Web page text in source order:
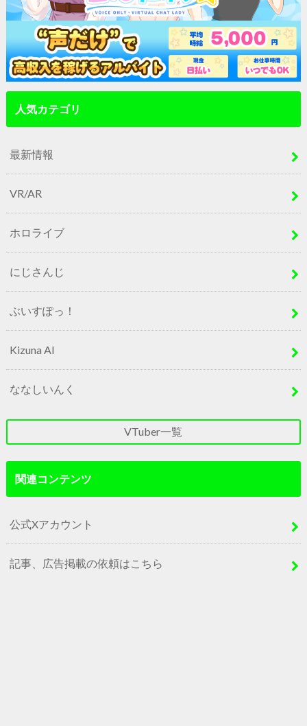
人気カテゴリ
最新情報
VR/AR
ホロライブ
にじさんじ
ぶいすぽっ！
Kizuna AI
ななしいんく
VTuber一覧
関連コンテンツ
公式Xアカウント
記事、広告掲載の依頼はこちら